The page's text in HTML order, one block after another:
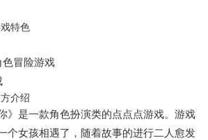
特色
色冒险游戏
介绍
》是一款角色扮演类的点点点游戏。游戏
个女孩相遇了，随着故事的进行二人愈发